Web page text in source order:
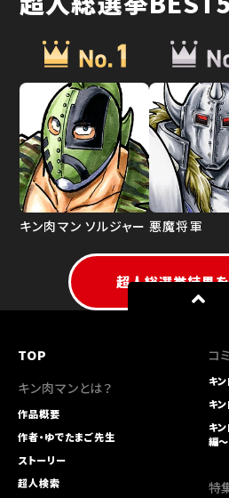
キン肉マン ソルジャー 悪魔将軍
超人総選挙結果
TOP
キン肉マンとは？
作品概要
作者・ゆでたまご先生
ストーリー
超人検索
コ
キ
キ
キ
編～
特